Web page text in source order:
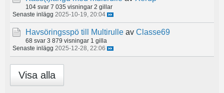
104 svar 7 035 visningar 2 gillar
Senaste inlägg 2025-10-19, 20:04
Havsöringsspö till Multirulle av Classe69
68 svar 3 879 visningar 1 gilla
Senaste inlägg 2025-12-28, 22:06
Visa alla